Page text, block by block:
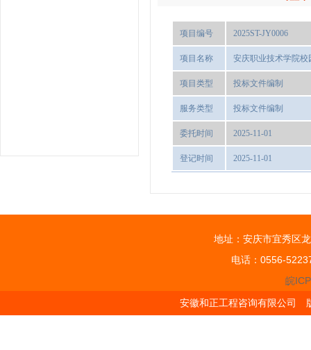
项目编号 2025ST-JY0006
项目名称 安庆职业技术学院
项目类型 投标文件编制
服务类型 投标文件编制
委托时间 2025-11-01
登记时间 2025-11-01
地址：安庆市宜秀区
电话：0556-
皖
安徽和正工程咨询有限公司